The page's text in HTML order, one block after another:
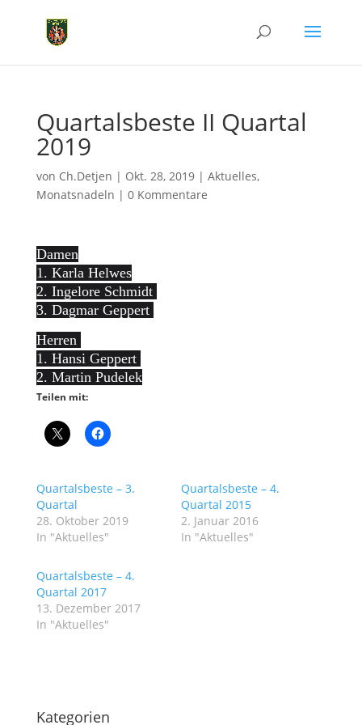
Quartalsbeste II Quartal
2019
von Ch.Detjen | Okt. 28, 2019| Aktuelles,
Monatsnadeln | 0 Kommentare
Damen
1. Karla Helwes
2. Ingelore Schmidt
3. Dagmar Geppert
Herren
1. Hansi Geppert
2. Martin Pudelek
Teilen mit:
Quartalsbeste – 3.
Quartal
28. Oktober 2019
In "Aktuelles"
Quartalsbeste – 4.
Quartal 2015
2. Januar 2016
In "Aktuelles"
Quartalsbeste – 4.
Quartal 2017
13. Dezember 2017
In "Aktuelles"
Kategorien